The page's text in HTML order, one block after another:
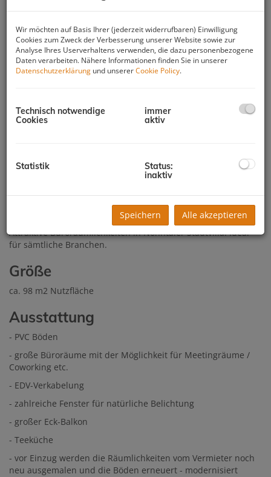
Beschreibung
Zentral - Effizient - Modern
Attraktive Büroräumlichkeiten in Nonntaler Stadtvilla. Ideal
für sämtliche Branchen.
Größe
ca. 98 m2 Nutzfläche
Ausstattung
- PVC Böden
- große Büroräume mit der Möglichkeit für Meetingräume /
Coworking etc.
- EDV-Verkabelung
- zahlreiche Fenster für natürliche Belichtung
- großer Eck-Balkon
- Teeküche
- vor Einzug werden die Räumlichkeiten vom Vermieter noch
neu ausgemalen und die Böden erneuert - modernisiert
Wir möchten auf Basis Ihrer (jederzeit widerrufbaren) Einwilligung
Cookies zum Zweck der Verbesserung unserer Website sowie zur
Analyse Ihres Userverhaltens verwenden, die dazu personenbezogene
Daten verarbeiten. Nähere Informationen finden Sie in unserer
Datenschutzerklärung und unsererCookie Policy.
Technisch notwendige
Cookies
immer
aktiv
Statistik
Status:
inaktiv
Speichern Alle akzeptieren